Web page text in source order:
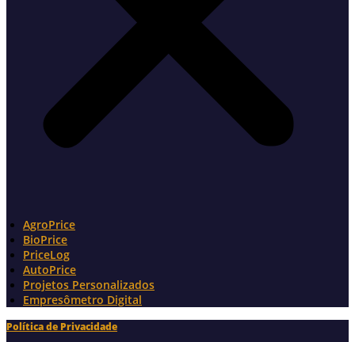
AgroPrice
BioPrice
PriceLog
AutoPrice
Projetos Personalizados
Empresômetro Digital
Política de Privacidade